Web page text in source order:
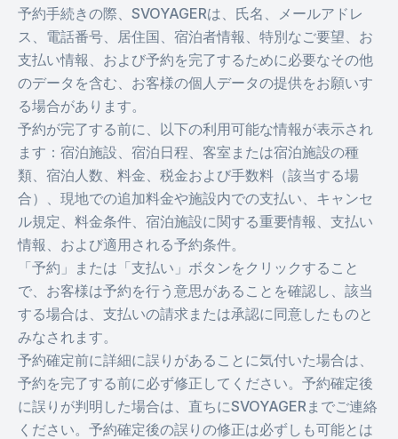
予約手続きの際、SVOYAGERは、氏名、メールアドレ
ス、電話番号、居住国、宿泊者情報、特別なご要望、お
支払い情報、および予約を完了するために必要なその他
のデータを含む、お客様の個人データの提供をお願いす
る場合があります。
予約が完了する前に、以下の利用可能な情報が表示され
ます：宿泊施設、宿泊日程、客室または宿泊施設の種
類、宿泊人数、料金、税金および手数料（該当する場
合）、現地での追加料金や施設内での支払い、キャンセ
ル規定、料金条件、宿泊施設に関する重要情報、支払い
情報、および適用される予約条件。
「予約」または「支払い」ボタンをクリックすること
で、お客様は予約を行う意思があることを確認し、該当
する場合は、支払いの請求または承認に同意したものと
みなされます。
予約確定前に詳細に誤りがあることに気付いた場合は、
予約を完了する前に必ず修正してください。予約確定後
に誤りが判明した場合は、直ちにSVOYAGERまでご連絡
ください。予約確定後の誤りの修正は必ずしも可能とは